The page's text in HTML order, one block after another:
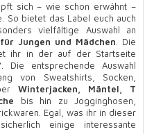
sich – wie schon erwähnt –
So bietet das Label euch auch
vielfältige Auswahl an
Jungen und Mädchen . Die
ihr in der auf der Startseite
Die entsprechende Auswahl
von Sweatshirts, Socken,
Winterjacken, Mäntel, T
bis hin zu Jogginghosen,
Egal, was ihr in dieser
einige interessante